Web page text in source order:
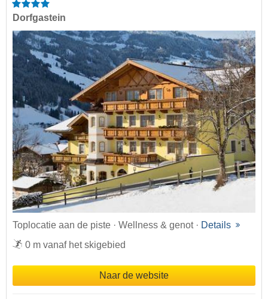
Dorfgastein
Toplocatie aan de piste · Wellness & genot · Details
0 m vanaf het skigebied
Naar de website